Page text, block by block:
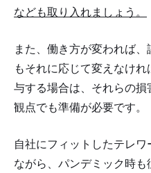
なども取り入れましょう。
また、働き方が変われば
もそれに応じて変えなけ
与する場合は、それらの
観点でも準備が必要です。
自社にフィットしたテレ
ながら、パンデミック時